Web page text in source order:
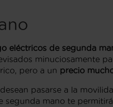
eléctricos de segunda
minuciosamente
pero a un precio
pasarse a la
segunda mano te